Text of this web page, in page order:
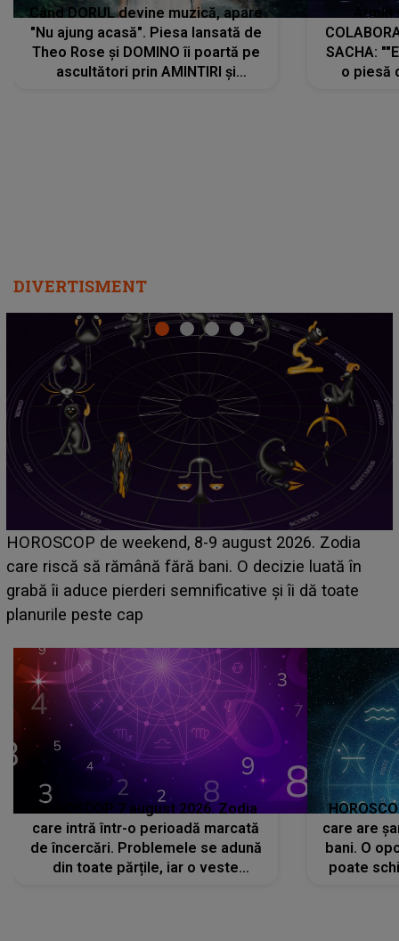
Când DORUL devine muzică, apare
"Nu ajung acasă". Piesa lansată de
Theo Rose și DOMINO îi poartă pe
ascultători prin AMINTIRI și
SACHA:
o piesă
DIVERTISMENT
Emanuel a ținut ACEST DETALIU ASCUNS până
acum! În fața Alexandrei, concurentul din Casa Iubirii
face o MĂRTURISIRE NEAȘTEPTATĂ despre mama
sa: "I-am spus și ei în față, eu nu te iubesc pentru
HOROSCOP 7 august 2026. Zodia
care intră într-o perioadă marcată
de încercări. Problemele se adună
din toate părțile, iar o veste
care are
bani. O
poate